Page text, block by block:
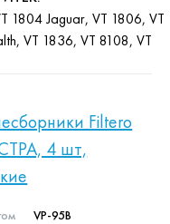
1804 Jaguar, VT 1806, VT
VT 1836, VT 8108, VT
Filtero
4 шт,
VP-95B